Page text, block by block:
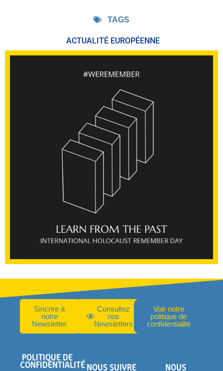
TAGS
ACTUALITÉ EUROPÉENNE
Sincrire à
notre
Newsletter
Consultez
nos
Newsletters
Voir notre
politique de
confidentialité
POLITIQUE DE
CONFIDENTIALITÉNOUS SUIVRE NOUS